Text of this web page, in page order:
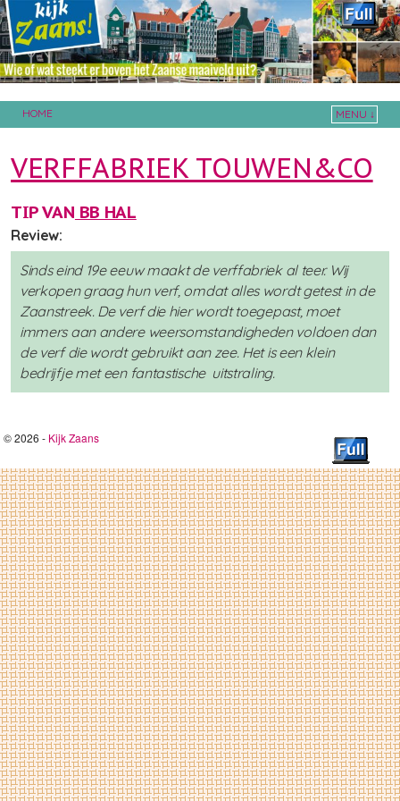
HOME
MENU ↓
VERFFABRIEK TOUWEN&CO
TIP VAN BB HAL
Review:
Sinds eind 19e eeuw maakt de verffabriek al teer. Wij
verkopen graag hun verf, omdat alles wordt getest in de
Zaanstreek. De verf die hier wordt toegepast, moet
immers aan andere weersomstandigheden voldoen dan
de verf die wordt gebruikt aan zee. Het is een klein
bedrijfje met een fantastische uitstraling.
© 2026 - Kijk Zaans